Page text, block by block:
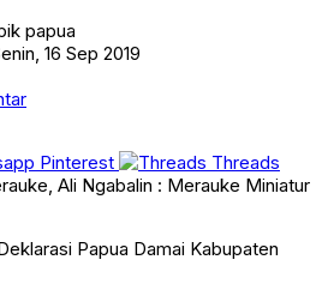
papua
16 Sep 2019
Pinterest Threads
Papua Damai Kabupaten